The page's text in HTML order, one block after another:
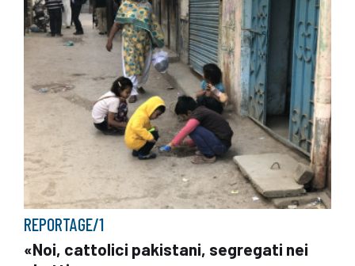
REPORTAGE/1
«Noi, cattolici pakistani, segregati nei